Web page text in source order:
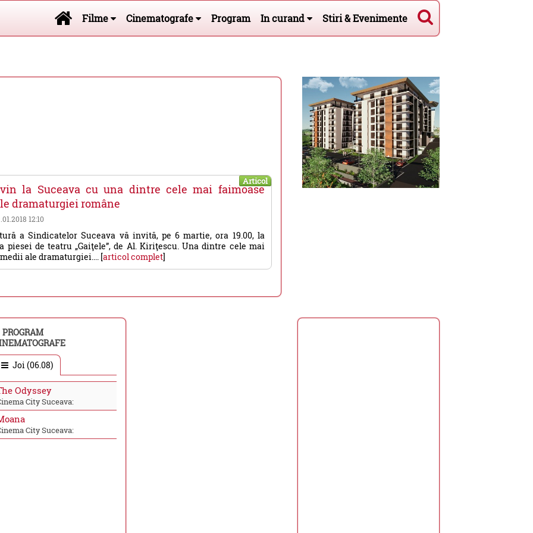
Filme Cinematografe Program In curand Stiri & Evenimente
Articol
vin la Suceava cu una dintre cele mai faimoase
dramaturgiei române
12:10
a Sindicatelor Suceava vă invită, pe 6 martie, ora 19.00, la
piesei de teatru „Gaiţele”, de Al. Kiriţescu. Una dintre cele mai
ale dramaturgiei.... [articol complet]
PROGRAM
Joi (06.08)
Odyssey
City Suceava:
City Suceava: